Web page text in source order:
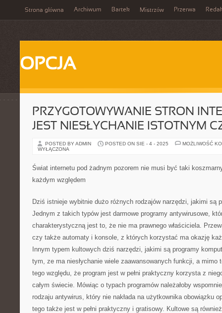
Strona główna Archiwum Bartek Mistrzów Przerwa
OPCJA
PRZYGOTOWYWANIE STRON
JEST NIESŁYCHANIE ISTOTNYM
POSTED BY ADMIN POSTED ON SIE - 4 - 2025
MOŻLIWOŚĆ
WYŁĄCZONA
Świat internetu pod żadnym pozorem nie musi być taki
każdym względem
Dziś istnieje wybitnie dużo różnych rodzajów narzędzi, jakimi są
Jednym z takich typów jest darmowe programy antywirusowe,
charakterystyczną jest to, że nie ma prawnego właściciela.
czy także automaty i konsole, z których korzystać ma okazję
Innym typem kultowych dziś narzędzi, jakimi są programy
tym, ze ma niesłychanie wiele zaawansowanych funkcji, a mimo
tego względu, że program jest w pełni praktyczny korzysta z
całym świecie. Mówiąc o typach programów należałoby
rodzaju antywirus, który nie nakłada na użytkownika obowiązku
tego także jest w pełni praktyczny i gratisowy. Kultowe są